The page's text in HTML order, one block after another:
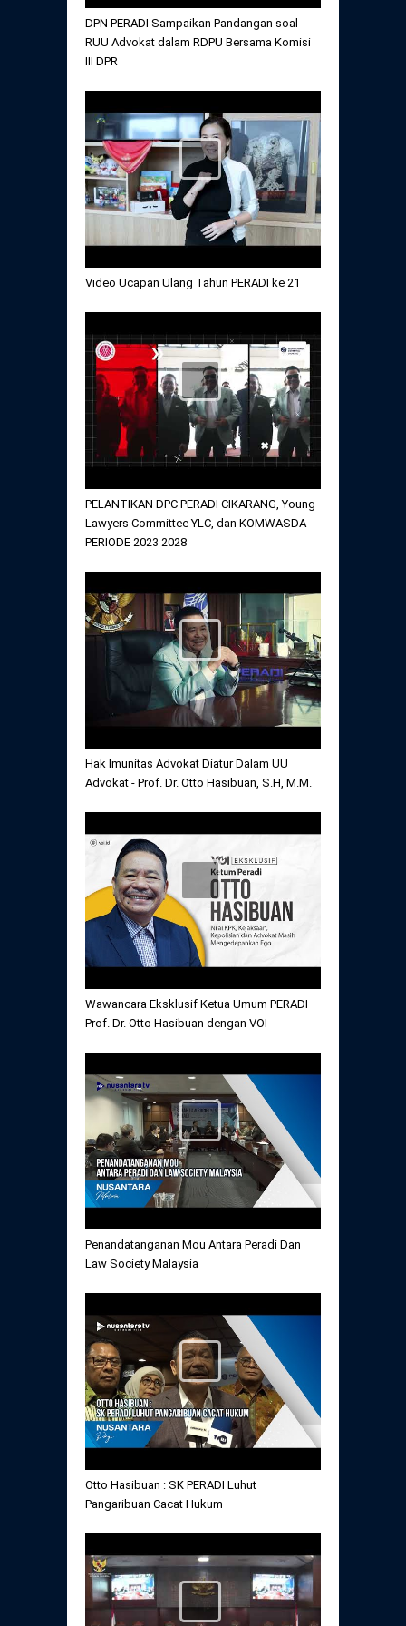
DPN PERADI Sampaikan Pandangan soal
RUU Advokat dalam RDPU Bersama Komisi
III DPR
Video Ucapan Ulang Tahun PERADI ke 21
PELANTIKAN DPC PERADI CIKARANG, Young
Lawyers Committee YLC, dan KOMWASDA
PERIODE 2023 2028
Hak Imunitas Advokat Diatur Dalam UU
Advokat - Prof. Dr. Otto Hasibuan, S.H, M.M.
Wawancara Eksklusif Ketua Umum PERADI
Prof. Dr. Otto Hasibuan dengan VOI
Penandatanganan Mou Antara Peradi Dan
Law Society Malaysia
Otto Hasibuan : SK PERADI Luhut
Pangaribuan Cacat Hukum